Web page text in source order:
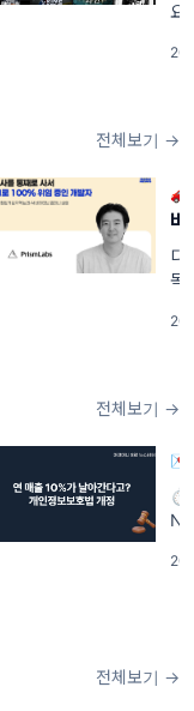
요.
지
전체보기 →
바
中
디
독
는
전체보기 →
⏱
Lip
전체보기 →